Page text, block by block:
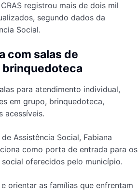
registrou mais de dois mil
segundo dados da
Social.
com salas de
para atendimento individual,
em grupo, brinquedoteca,
acessíveis.
Assistência Social, Fabiana
como porta de entrada para os
oferecidos pelo município.
orientar as famílias que enfrentam